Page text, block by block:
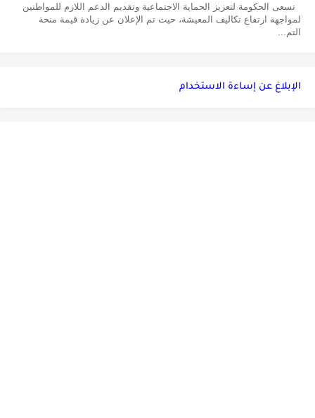
تسعى الحكومة لتعزيز الحماية الاجتماعية وتقديم الدعم اللازم للمواطنين
لمواجهة ارتفاع تكاليف المعيشة، حيث تم الإعلان عن زيادة قيمة منحة
التم...
الإبلاغ عن إساءة الاستخدام